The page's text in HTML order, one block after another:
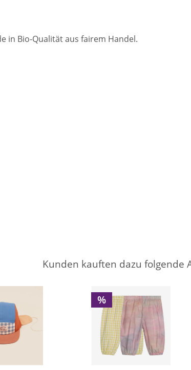
in Bio-Qualität aus fairem Handel.
Kunden kauften dazu folgende
%